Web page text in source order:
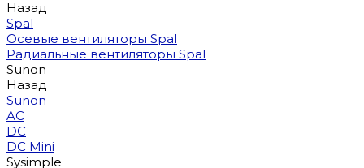
Назад
Spal
Осевые вентиляторы Spal
Радиальные вентиляторы Spal
Sunon
Назад
Sunon
AC
DC
DC Mini
Sysimple